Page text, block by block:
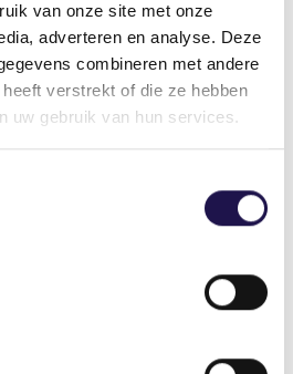
van onze site met onze
adverteren en analyse. Deze
combineren met andere
verstrekt of die ze hebben
uw gebruik van hun services.
en
veranderen de rol van
draait het vooral
om toegang tot
werk. Juist daarin ligt de
van de branche.